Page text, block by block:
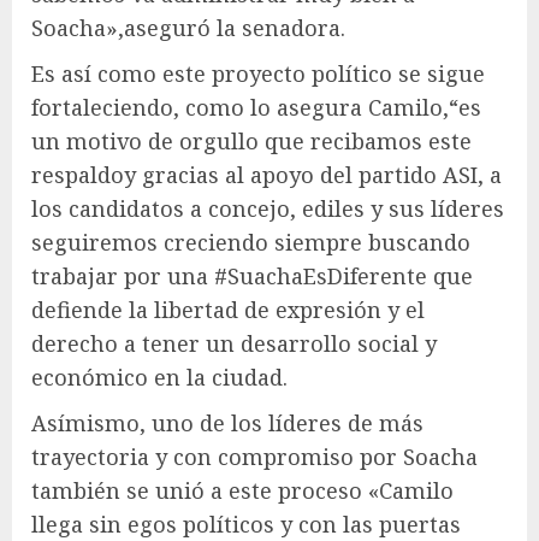
Soacha»,aseguró la senadora.
Es así como este proyecto político se sigue
fortaleciendo, como lo asegura Camilo,“es
un motivo de orgullo que recibamos este
respaldoy gracias al apoyo del partido ASI, a
los candidatos a concejo, ediles y sus líderes
seguiremos creciendo siempre buscando
trabajar por una #SuachaEsDiferente que
defiende la libertad de expresión y el
derecho a tener un desarrollo social y
económico en la ciudad.
Asímismo, uno de los líderes de más
trayectoria y con compromiso por Soacha
también se unió a este proceso «Camilo
llega sin egos políticos y con las puertas